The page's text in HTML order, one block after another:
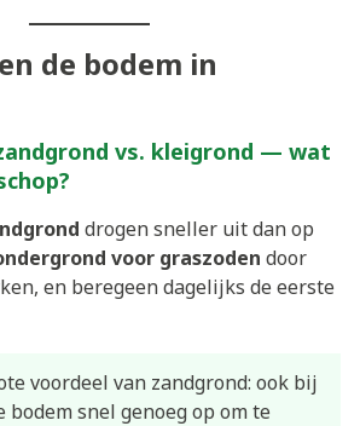
de bodem in
vs. kleigrond — wat
drogen sneller uit dan op
voor graszoden door
en beregeen dagelijks de eerste
voordeel van zandgrond: ook bij
bodem snel genoeg op om te